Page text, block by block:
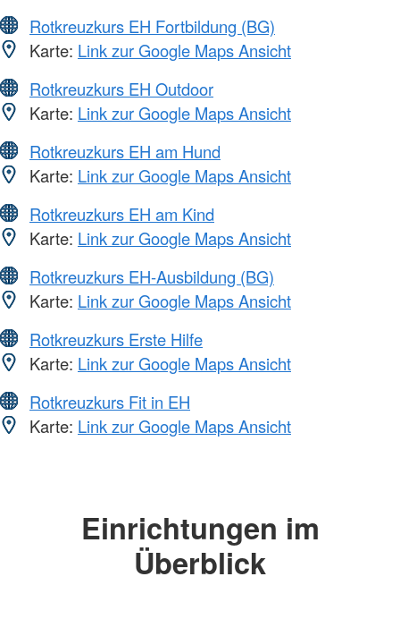
Rotkreuzkurs EH Fortbildung (BG)
Karte: Link zur Google Maps Ansicht
Rotkreuzkurs EH Outdoor
Karte: Link zur Google Maps Ansicht
Rotkreuzkurs EH am Hund
Karte: Link zur Google Maps Ansicht
Rotkreuzkurs EH am Kind
Karte: Link zur Google Maps Ansicht
Rotkreuzkurs EH-Ausbildung (BG)
Karte: Link zur Google Maps Ansicht
Rotkreuzkurs Erste Hilfe
Karte: Link zur Google Maps Ansicht
Rotkreuzkurs Fit in EH
Karte: Link zur Google Maps Ansicht
Einrichtungen im
Überblick